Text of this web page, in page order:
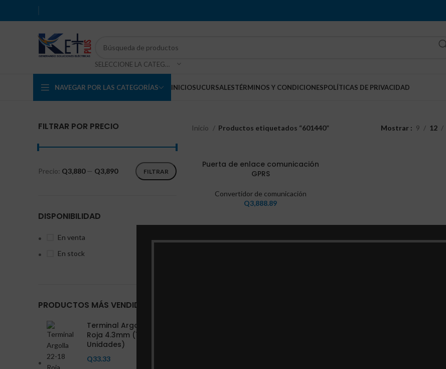
SELECCIONE LA CATEGORÍA
NAVEGAR POR LAS CATEGORÍAS INICIOSUCURSALESTÉRMINOS Y CONDICIONESPOLÍTICAS DE PRIVACIDAD
FILTRAR POR PRECIO
FILTRAR
Precio: Q3,880— Q3,890
DISPONIBILIDAD
En venta
En stock
PRODUCTOS MÁS VENDIDOS
Terminal Argolla 22-18
Roja 4.3mm (100
Unidades)
Q33.33
Inicio Productos etiquetados “601440” Mostrar 9 12
Puerta de enlace comunicación
GPRS
Convertidor de comunicación
Q3,888.89